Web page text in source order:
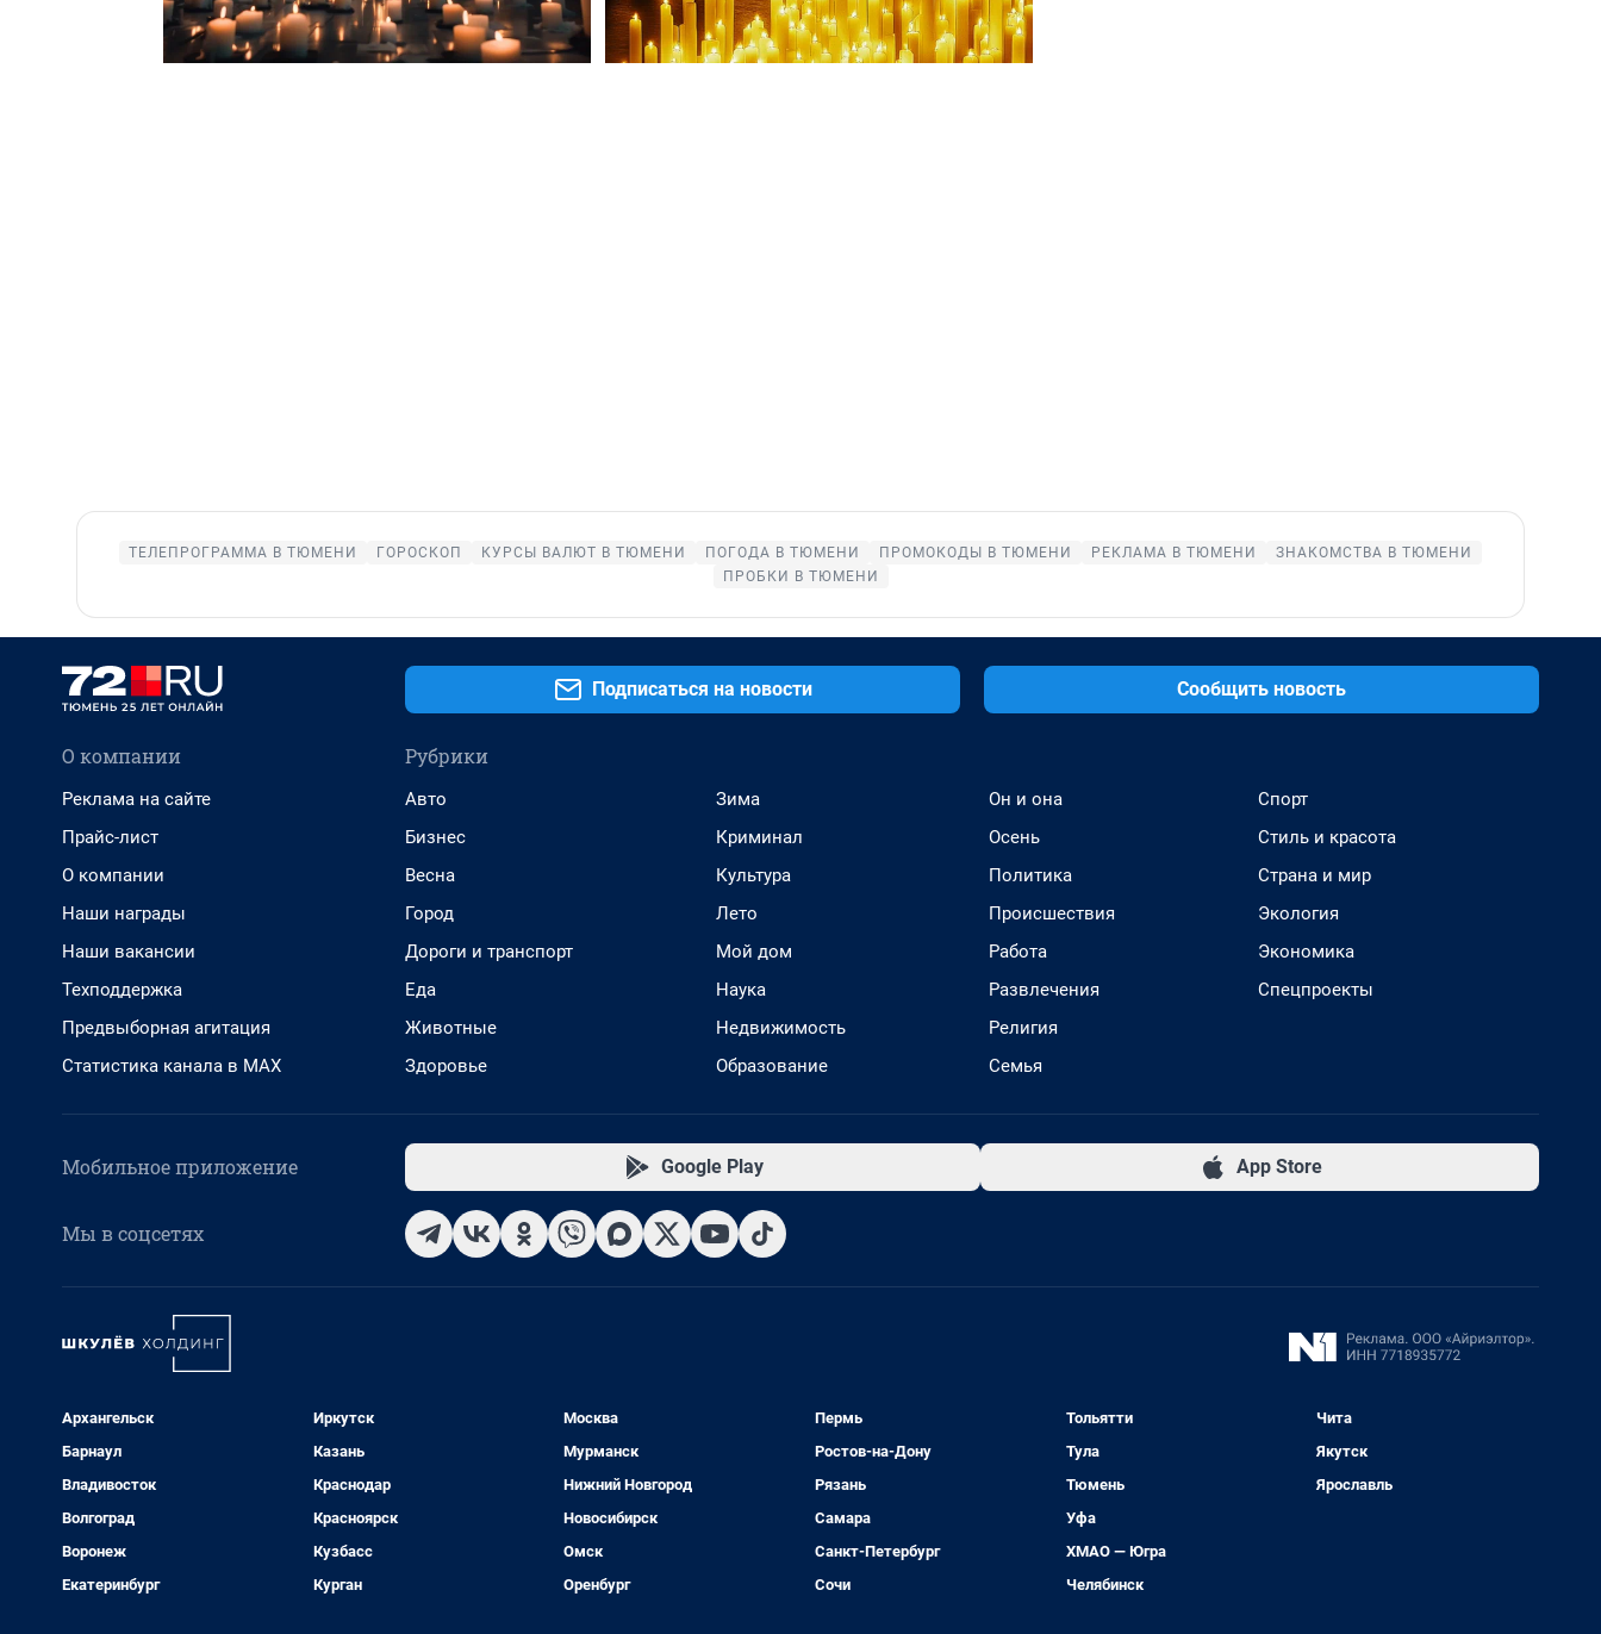
ТЕЛЕПРОГРАММА В ТЮМЕНИ ГОРОСКОП КУРСЫ ВАЛЮТ В ТЮМЕНИ ПОГОДА В ТЮМЕНИ ПРОМОКОДЫ В ТЮМЕНИ РЕКЛАМА В ТЮМЕНИ
ЗНАКОМСТВА В ТЮМЕНИ
ПРОБКИ В ТЮМЕНИ
Подписаться на новости Сообщить новость
О компании
Реклама на сайте
Прайс-лист
О компании
Наши награды
Наши вакансии
Техподдержка
Предвыборная агитация
Статистика канала в MAX
Рубрики
Авто
Бизнес
Весна
Город
Дороги и транспорт
Еда
Животные
Здоровье
Зима
Криминал
Культура
Лето
Мой дом
Наука
Недвижимость
Образование
Он и она
Осень
Политика
Происшествия
Работа
Развлечения
Религия
Семья
Спорт
Стиль и красота
Страна и мир
Экология
Экономика
Спецпроекты
Мобильное приложение Google Play App Store
Мы в соцсетях
Архангельск
Барнаул
Владивосток
Волгоград
Воронеж
Екатеринбург
Иркутск
Казань
Краснодар
Красноярск
Кузбасс
Курган
Москва
Мурманск
Нижний Новгород
Новосибирск
Омск
Оренбург
Пермь
Ростов-на-Дону
Рязань
Самара
Санкт-Петербург
Сочи
Тольятти
Тула
Тюмень
Уфа
ХМАО — Югра
Челябинск
Чита
Якутск
Ярославль